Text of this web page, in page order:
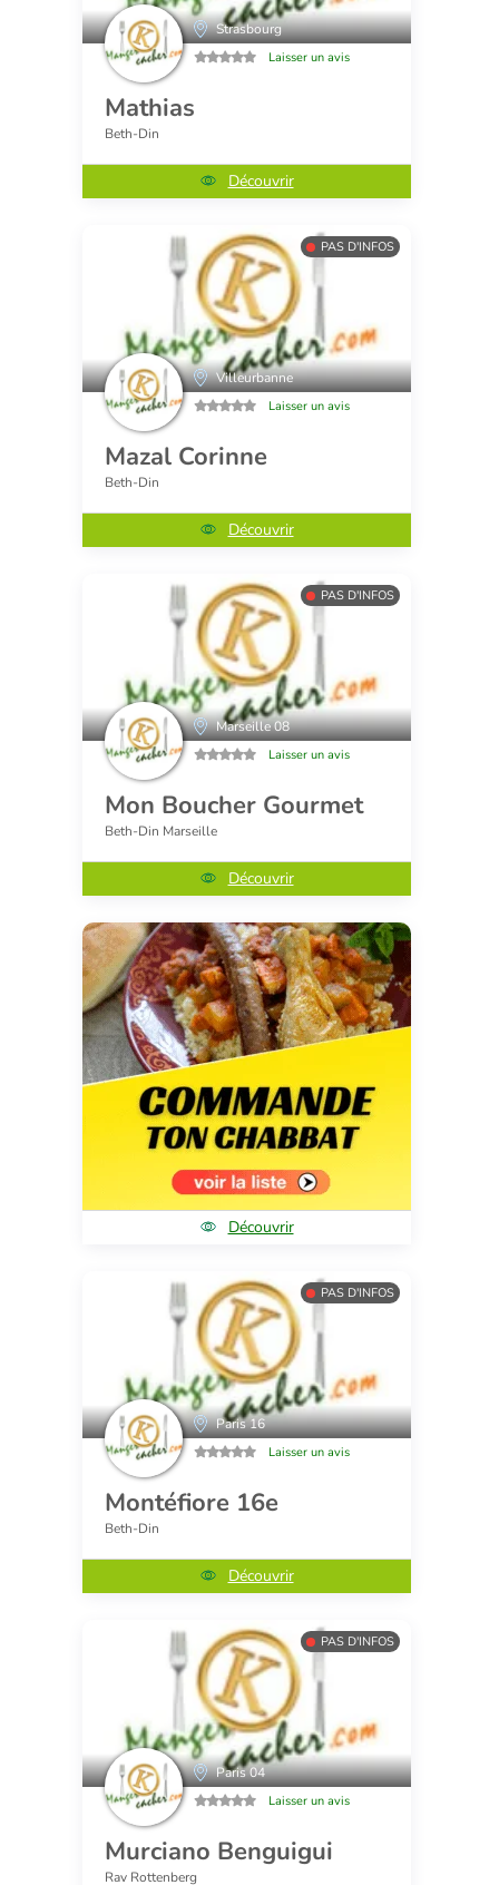
Strasbourg
Laisser un avis
Mathias
Beth-Din
Découvrir
PAS D'INFOS
Villeurbanne
Laisser un avis
Mazal Corinne
Beth-Din
Découvrir
PAS D'INFOS
Marseille 08
Laisser un avis
Mon Boucher Gourmet
Beth-Din Marseille
Découvrir
Découvrir
PAS D'INFOS
Paris 16
Laisser un avis
Montéfiore 16e
Beth-Din
Découvrir
PAS D'INFOS
Paris 04
Laisser un avis
Murciano Benguigui
Rav Rottenberg